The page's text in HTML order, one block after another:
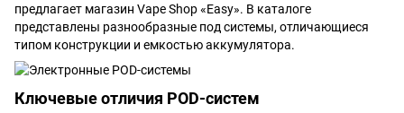
предлагает магазин Vape Shop «Easy». В каталоге
представлены разнообразные под системы, отличающиеся
типом конструкции и емкостью аккумулятора.
Ключевые отличия POD-систем